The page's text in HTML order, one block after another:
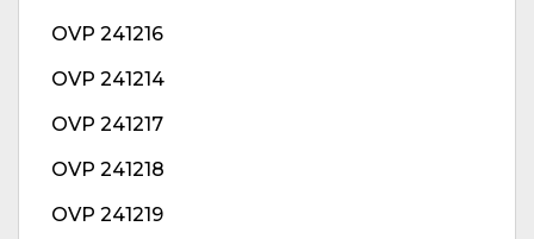
OVP 241216
OVP 241214
OVP 241217
OVP 241218
OVP 241219